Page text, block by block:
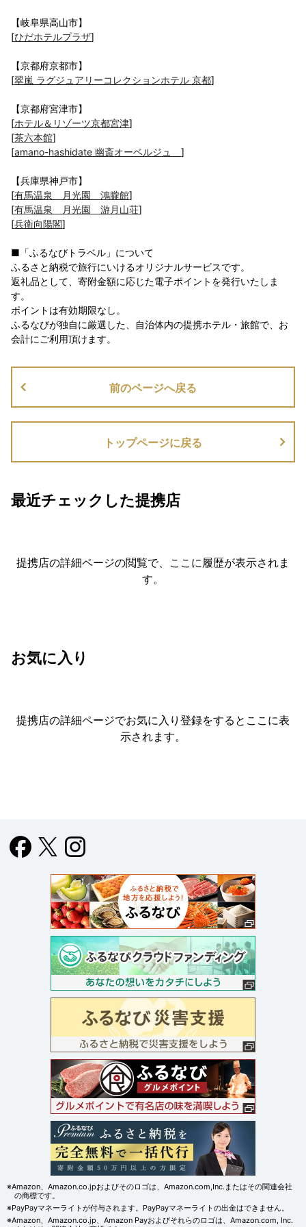
【岐阜県高山市】
[ひだホテルプラザ]
【京都府京都市】
[翠嵐 ラグジュアリーコレクションホテル 京都]
【京都府宮津市】
[ホテル＆リゾーツ京都宮津]
[茶六本館]
[amano-hashidate 幽斎オーベルジュ ]
【兵庫県神戸市】
[有馬温泉 月光園 鴻朧館]
[有馬温泉 月光園 游月山荘]
[兵衛向陽閣]
■「ふるなびトラベル」について
ふるさと納税で旅行にいけるオリジナルサービスです。
返礼品として、寄附金額に応じた電子ポイントを発行いたしま
す。
ポイントは有効期限なし。
ふるなびが独自に厳選した、自治体内の提携ホテル・旅館で、お
会計にご利用頂けます。
前のページへ戻る
トップページに戻る
最近チェックした提携店
提携店の詳細ページの閲覧で、ここに履歴が表示されま
す。
お気に入り
提携店の詳細ページでお気に入り登録をすると ここに表
示されます。
※Amazon、Amazon.co.jpおよびそのロゴは、Amazon.com,Inc.またはその関連会社
の商標です。
※PayPayマネーライトが付与されます。PayPayマネーライトの出金はできません。
※Amazon、Amazon.co.jp、Amazon Payおよびそれらのロゴは、Amazon.com, Inc.